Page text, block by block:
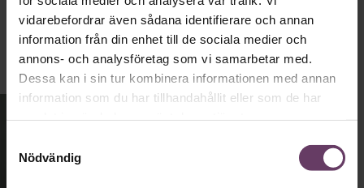
vidarebefordrar även sådana identifierare och annan
information från din enhet till de sociala medier och
annons- och analysföretag som vi samarbetar med.
Dessa kan i sin tur kombinera informationen med annan
information som du har tillhandahållit eller som de har
Nödvändig
Publicerad2026-08-03